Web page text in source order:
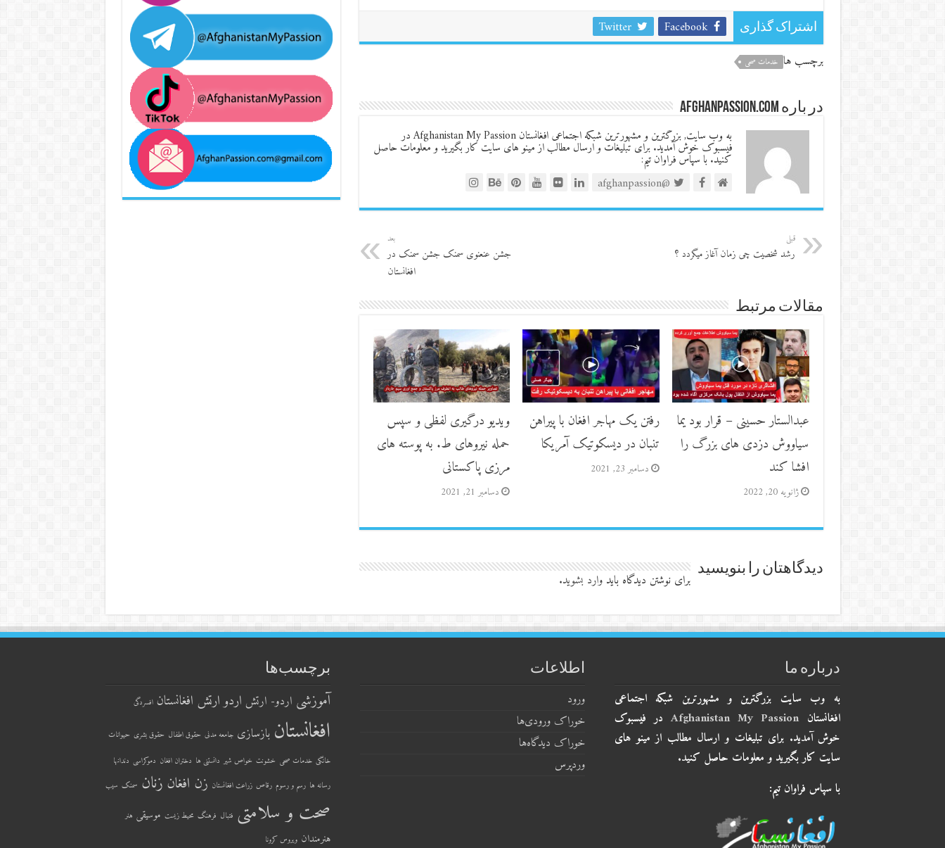
اشتراک گذاری Facebook
Twitter
برچسب ها خدمات صحی
در باره AfghanPassion.com
به وب سایت, بزرگترین و مشهورترین شبکه اجتماعی افغانستان Afghanistan My Passion در
فیسبوک خوش آمدید. برای تبلیغات و ارسال مطالب از مینو های سایت کار بگیرید و معلومات حاصل
کنید. با سپاس فراوان تیم:
@afghanpassion
قبلی
رشد شخصیت چی زمان آغاز میگردد ؟
بعد
جشن عنعنوی ‌سمنک ‌‌جشن سمنک در
افغانستان
مقالات مرتبط
عبدالستار حسینی – قرار بود یما
سیاووش دزدی های بزرگ را
افشا کند
ژانویه 20, 2022
رفتن یک مهاجر افغان با پیراهن
تنبان در دیسکوتیک آمریکا
دسامبر 23, 2021
ویدیو درگیری لفظی و سپس
حمله نیروهای ط. به پوسته های
مرزی پاکستانی
دسامبر 21, 2021
دیدگاهتان را بنویسید
برای نوشتن دیدگاه بایدوارد بشوید.
درباره ما
به وب سایت بزرگترین و مشهورترین شبکه اجتماعی
افغانستانAfghanistan My Passion در فیسبوک
خوش آمدید. برای تبلیغات و ارسال مطالب از مینو های
سایت کار بگیرید و معلومات حاصل کنید.
با سپاس فراوان تیم:
اطلاعات
ورود
خوراک ورودی‌ها
خوراک دیدگاه‌ها
وردپرس
برچسب‌ها
آموزشی اردو- ارتش اردو ارتش افغانستان افسردگی
افغانستان بازسازی جامعه مدنی حقوق اطفال حقوق بشری حیوانات
خانگی خدمات صحی خشونت خواص شیر دانستنی ها دختران افغان دموکراسی دندانها
رسانه ها رسم و رسوم رقاص زراعت افغانستان زن افغان زنان سمنک سیب
صحت و سلامتی فتبال فرهنگ محیط زیست موسیقی هنر
هنرمندان ویروس کرونا